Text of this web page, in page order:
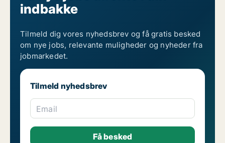
indbakke
Tilmeld dig vores nyhedsbrev og få gratis besked
om nye jobs, relevante muligheder og nyheder fra
jobmarkedet.
Tilmeld nyhedsbrev
Email